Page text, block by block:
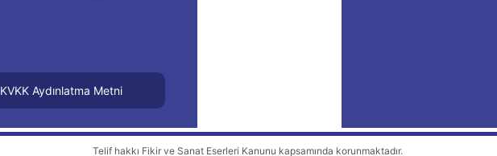
KVKK Aydınlatma Metni
Telif hakkı Fikir ve Sanat Eserleri Kanunu kapsamında korunmaktadır.